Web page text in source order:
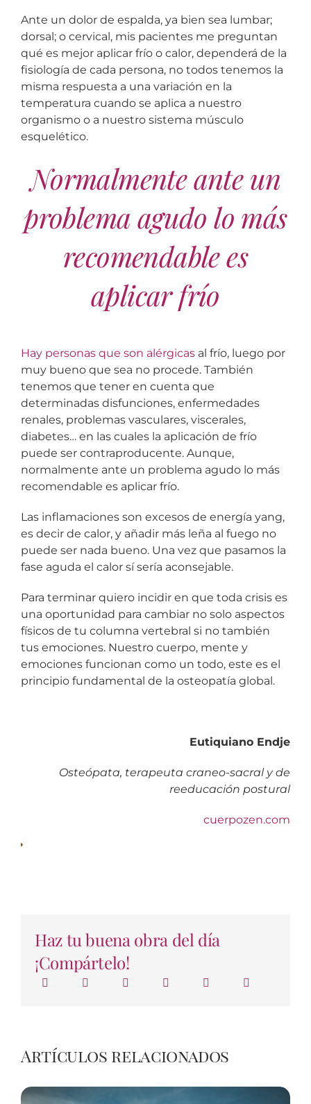
Ante un dolor de espalda, ya bien sea lumbar;
dorsal; o cervical, mis pacientes me preguntan
qué es mejor aplicar frío o calor, dependerá de la
fisiología de cada persona, no todos tenemos la
misma respuesta a una variación en la
temperatura cuando se aplica a nuestro
organismo o a nuestro sistema músculo
esquelético.
Normalmente ante un
problema agudo lo más
recomendable es
aplicar frío
Hay personas que son alérgicasal frío, luego por
muy bueno que sea no procede. También
tenemos que tener en cuenta que
determinadas disfunciones, enfermedades
renales, problemas vasculares, viscerales,
diabetes… en las cuales la aplicación de frío
puede ser contraproducente. Aunque,
normalmente ante un problema agudo lo más
recomendable es aplicar frío.
Las inflamaciones son excesos de energía yang,
es decir de calor, y añadir más leña al fuego no
puede ser nada bueno. Una vez que pasamos la
fase aguda el calor sí sería aconsejable.
Para terminar quiero incidir en que toda crisis es
una oportunidad para cambiar no solo aspectos
físicos de tu columna vertebral si no también
tus emociones. Nuestro cuerpo, mente y
emociones funcionan como un todo, este es el
principio fundamental de la osteopatía global.
Eutiquiano Endje
Osteópata, terapeuta craneo-sacral y de
reeducación postural
cuerpozen.com
Haz tu buena obra del día
¡Compártelo!
Artículos relacionados